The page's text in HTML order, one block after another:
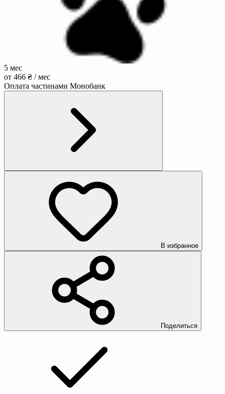
5 мес
от 466 ₴ / мес
Оплата частинами Монобанк
В избранное
Поделиться